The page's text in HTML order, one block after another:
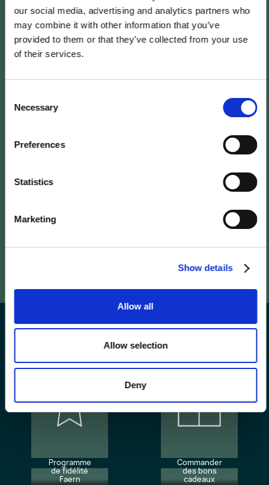
our social media, advertising and analytics partners who
may combine it with other information that you’ve
provided to them or that they’ve collected from your use
of their services.
Selection
Necessary
Preferences
Statistics
Marketing
Show details
Allow all
Allow selection
Deny
cœur de l’animation
Via da Fex 1, 7514, Sils im Engadin / GPS
Voir sur What3Words
Programme
de fidélité
Faern
Commander
des bons
cadeaux